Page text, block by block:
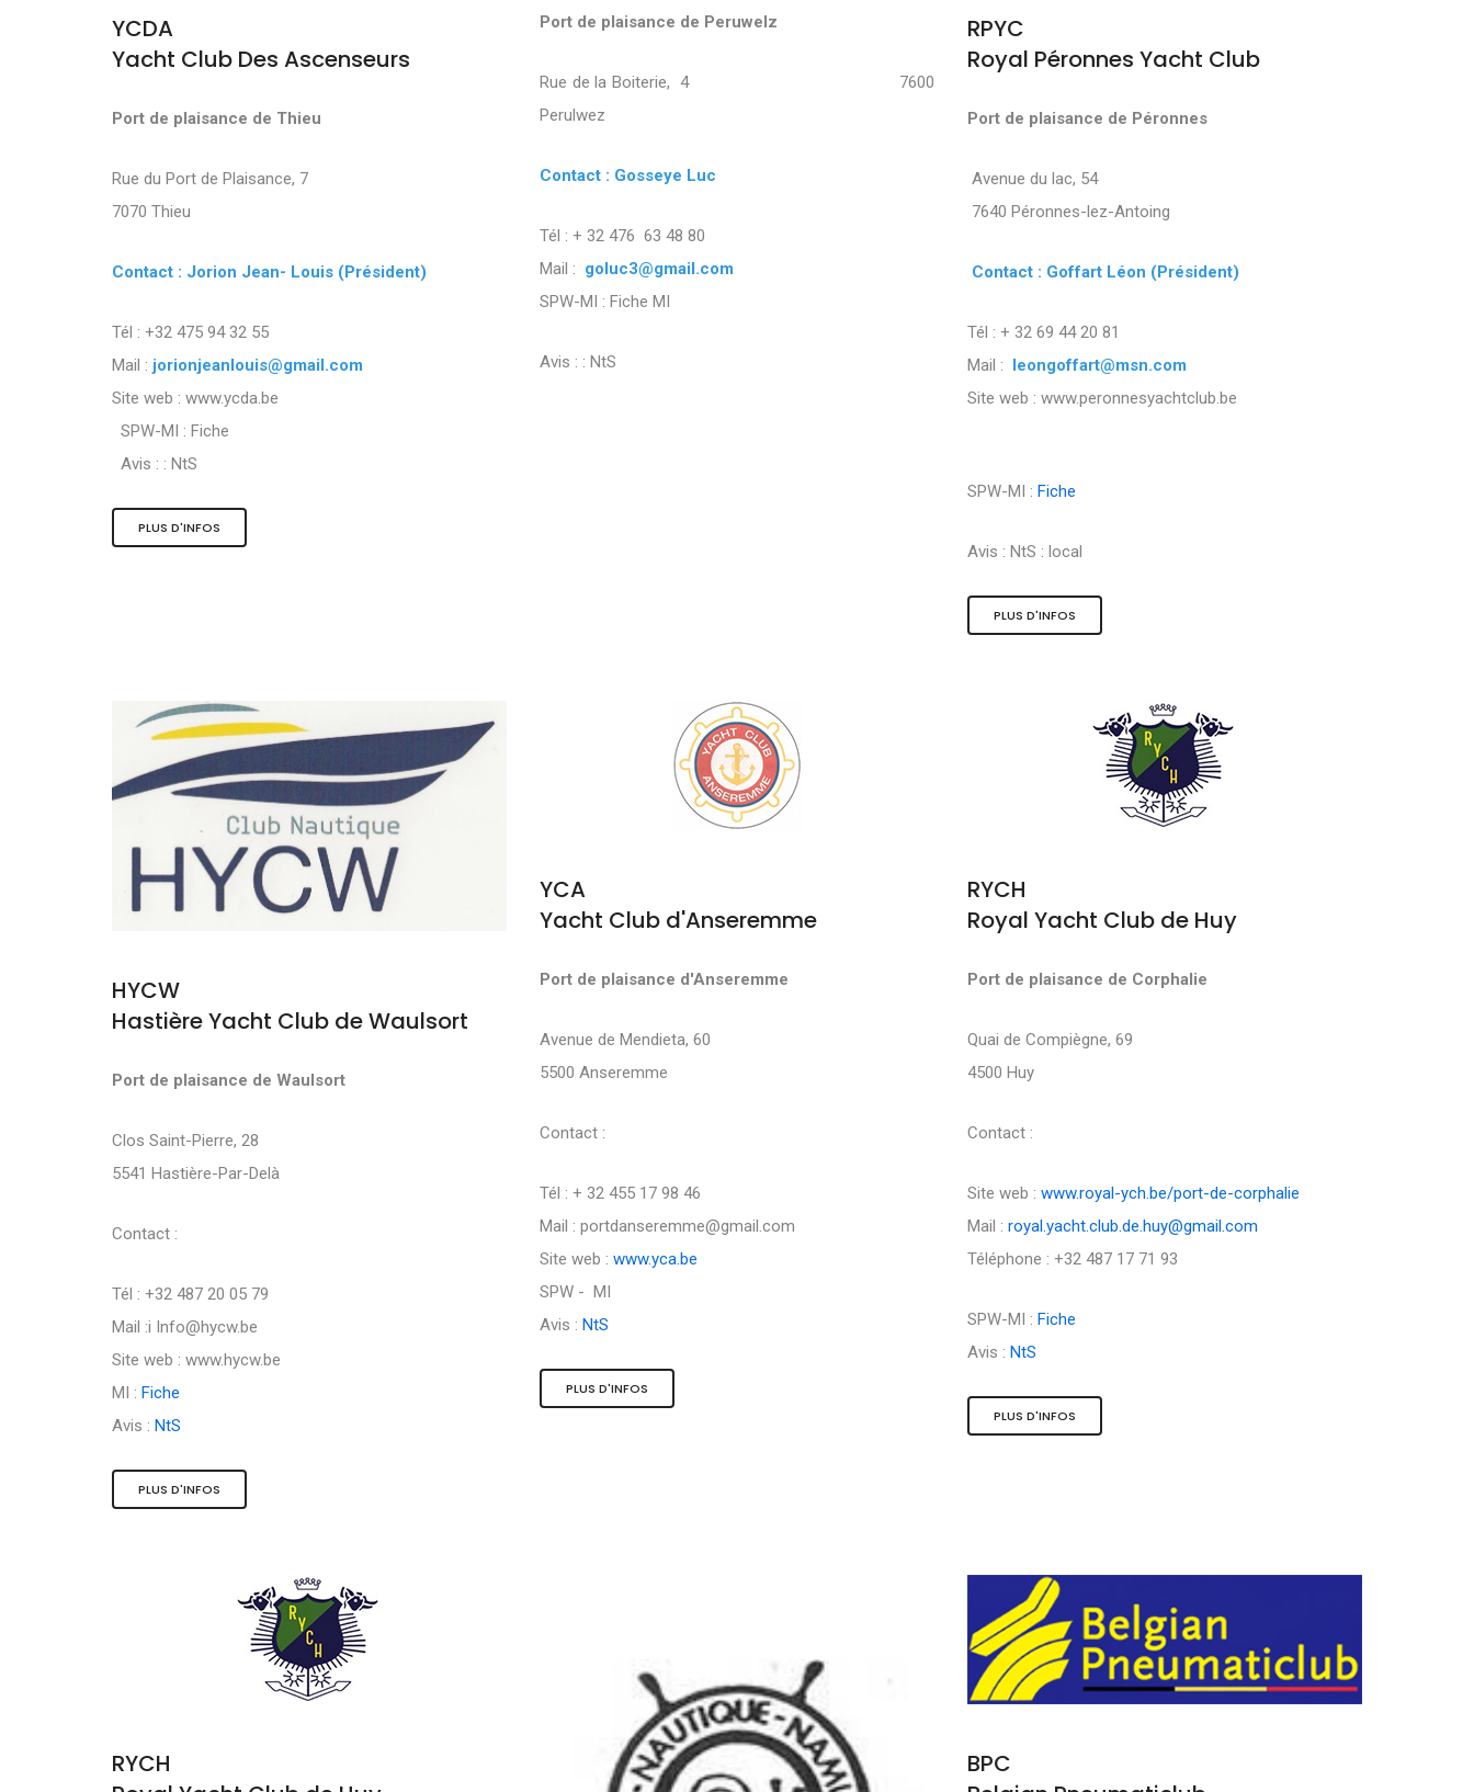
YCDA
Yacht Club Des Ascenseurs
Port de plaisance de Thieu
Rue du Port de Plaisance, 7
7070 Thieu
Contact : Jorion Jean- Louis (Président)
Tél : +32 475 94 32 55
Mail : jorionjeanlouis@gmail.com
Site web : www.ycda.be
SPW-MI : Fiche
Avis : : NtS
PLUS D'INFOS
Port de plaisance de Peruwelz
Rue de la Boiterie, 4 7600
Perulwez
Contact : Gosseye Luc
Tél : + 32 476 63 48 80
Mail : goluc3@gmail.com
SPW-MI : Fiche MI
Avis : : NtS
RPYC
Royal Péronnes Yacht Club
Port de plaisance de Péronnes
Avenue du lac, 54
7640 Péronnes-lez-Antoing
Contact : Goffart Léon (Président)
Tél : + 32 69 44 20 81
Mail : leongoffart@msn.com
Site web : www.peronnesyachtclub.be
SPW-MI : Fiche
Avis : NtS : local
PLUS D'INFOS
HYCW
Hastière Yacht Club de Waulsort
Port de plaisance de Waulsort
Clos Saint-Pierre, 28
5541 Hastière-Par-Delà
Contact :
Tél : +32 487 20 05 79
Mail :i Info@hycw.be
Site web : www.hycw.be
MI : Fiche
Avis : NtS
PLUS D'INFOS
YCA
Yacht Club d'Anseremme
Port de plaisance d'Anseremme
Avenue de Mendieta, 60
5500 Anseremme
Contact :
Tél : + 32 455 17 98 46
Mail : portdanseremme@gmail.com
Site web : www.yca.be
SPW - MI
Avis : NtS
PLUS D'INFOS
RYCH
Royal Yacht Club de Huy
Port de plaisance de Corphalie
Quai de Compiègne, 69
4500 Huy
Contact :
Site web : www.royal-ych.be/port-de-corphalie
Mail : royal.yacht.club.de.huy@gmail.com
Téléphone : +32 487 17 71 93
SPW-MI : Fiche
Avis : NtS
PLUS D'INFOS
RYCH
BPC